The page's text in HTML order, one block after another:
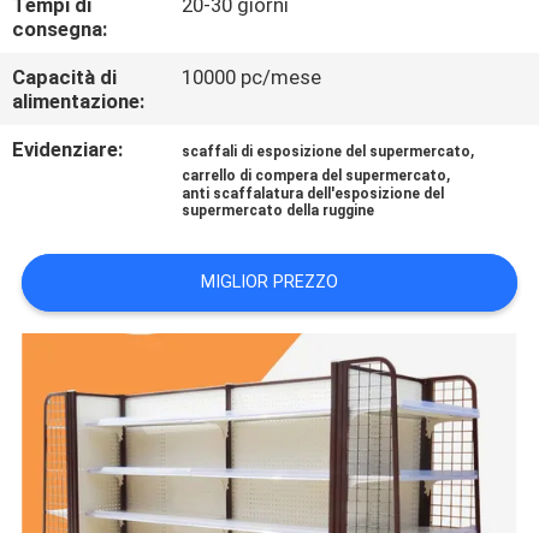
CONTATTICI
RICHIEDA
UNA
MAPPA
DEL
PRIVACY
POLICY
Tempi di
consegna:
20-30 giorni
Capacità di
alimentazione:
10000 pc/mese
Evidenziare: scaffali di esposizione del supermercato,
carrello di compera del supermercato,
anti scaffalatura dell'esposizione del
supermercato della ruggine
MIGLIOR PREZZO